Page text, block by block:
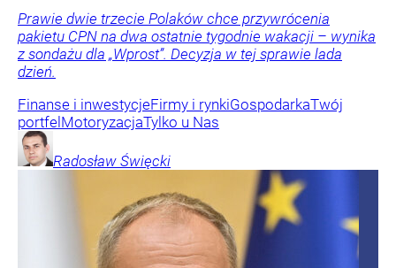
Prawie dwie trzecie Polaków chce przywrócenia
pakietu CPN na dwa ostatnie tygodnie wakacji – wynika
z sondażu dla „Wprost”. Decyzja w tej sprawie lada
dzień.
Finanse i inwestycjeFirmy i rynkiGospodarkaTwój
portfel MotoryzacjaTylko u Nas
Radosław Święcki